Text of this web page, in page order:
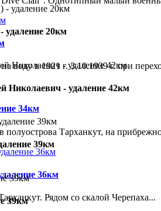
воду в 1921 г. 3.10.1939 г. при
34км
Тарханкут, на
36км
Рядом со скалой Черепаха...
20км
Николаевич - удаление 42км
39км
39км